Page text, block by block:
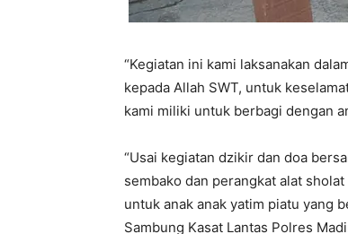
“Kegiatan ini kami laksanakan
kepada Allah SWT, untuk
kami miliki untuk berbagi dengan
“Usai kegiatan dzikir dan doa
sembako dan perangkat alat
untuk anak anak yatim piatu yang
Sambung Kasat Lantas Polres